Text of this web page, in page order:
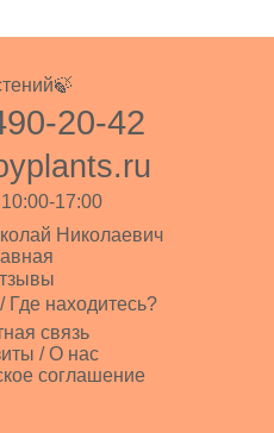
20-42
17:00
Николаевич
Где находитесь?
связь
/ О нас
соглашение